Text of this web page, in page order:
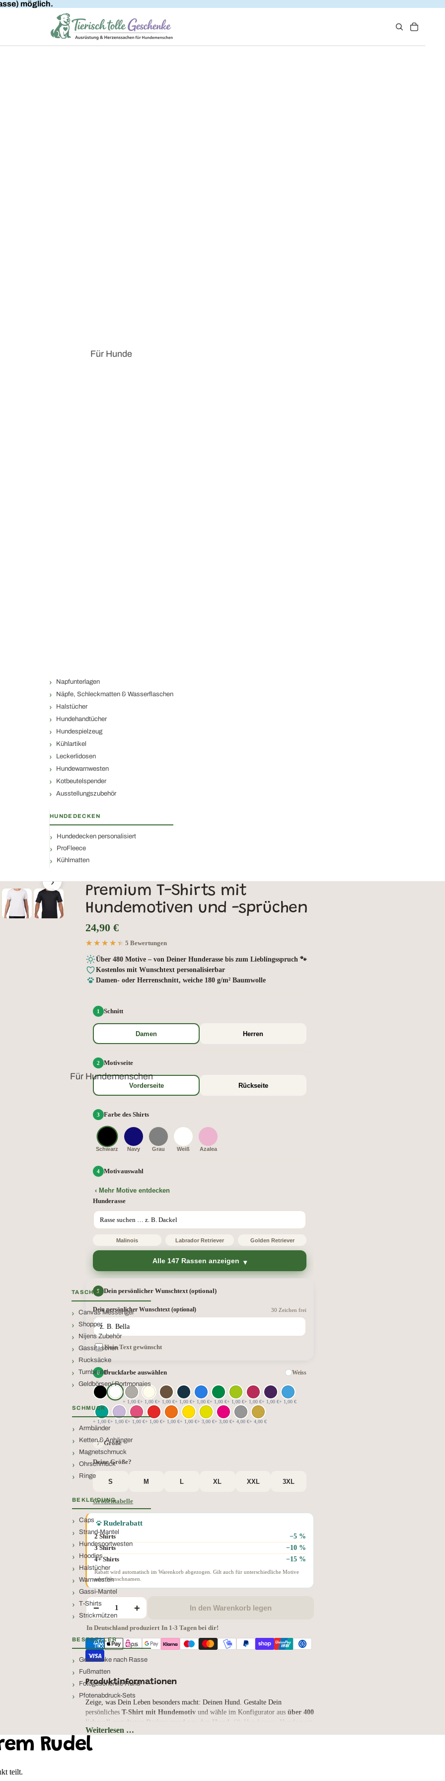
möglich.
Für Hunde
Napfunterlagen
Näpfe, Schleckmatten & Wasserflaschen
Halstücher
Hundehandtücher
Hundespielzeug
Kühlartikel
Leckerlidosen
Hundewarnwesten
Kotbeutelspender
Ausstellungszubehör
HUNDEDECKEN
Hundedecken personalisiert
ProFleece
Kühlmatten
Für Hundemenschen
TASCHEN
Canvas Messenger
Shopper
Nijens Zubehör
Gassitaschen
Rucksäcke
Turnbeutel
Geldbörsen/ Portmonaies
SCHMUCK
Armbänder
Ketten & Anhänger
Magnetschmuck
Ohrschmuck
Ringe
BEKLEIDUNG
Caps
Strand-Mantel
Hundesportwesten
Hoodies
Halstücher
Warnwesten
Gassi-Mantel
T-Shirts
Strickmützen
BESTSELLER
Geschenke nach Rasse
Fußmatten
Fotogeschenke Hund
Pfotenabdruck-Sets
›
Premium T-Shirts mit
Hundemotiven und -sprüchen
24,90 €
★★★★★
★★★★★ 5 Bewertungen
Über 480 Motive – von Deiner Hunderasse bis zum Lieblingsspruch 🐾
Kostenlos mit Wunschtext personalisierbar
Damen- oder Herrenschnitt, weiche 180 g/m² Baumwolle
Schnitt
Damen Herren
Motivseite
Vorderseite Rückseite
Farbe des Shirts
Schwarz Navy Grau Weiß Azalea
Motivauswahl
‹ Mehr Motive entdecken
Hunderasse
Malinois Labrador Retriever Golden Retriever
Alle 147 Rassen anzeigen
Dein persönlicher Wunschtext (optional)
Dein persönlicher Wunschtext (optional) 30 Zeichen frei
Kein Text gewünscht
Druckfarbe auswählen Weiss
+ 1,00 €+ 1,00 €+ 1,00 €+ 1,00 €+ 1,00 €+ 1,00 €+ 1,00 €+ 1,00 €+ 1,00 €+ 1,00 €
+ 1,00 €+ 1,00 €+ 1,00 €+ 1,00 €+ 1,00 €+ 1,00 €+ 3,00 €+ 3,00 €+ 4,00 €+ 4,00 €
Größe
Deine Größe?
S M L XL XXL 3XL
Größentabelle
Rudelrabatt
2 Shirts −5 %
3 Shirts −10 %
4+ Shirts −15 %
Rabatt wird automatisch im Warenkorb abgezogen. Gilt auch für unterschiedliche Motive
oder Wunschnamen.
− + In den Warenkorb legen
In Deutschland produziert In 1-3 Tagen bei dir!
Produktinformationen
Zeige, was Dein Leben besonders macht: Deinen Hund. Gestalte Dein
persönliches T-Shirt mit Hundemotiv und wähle im Konfigurator aus über 400
liebevoll gestalteten Designs rund um den Hund . Ob Hunderasse, Hundesport,
Gassi, Mantrailing, humorvoller Spruch oder emotionales Hunde-Statement –
hier findest Du das Motiv, das perfekt zu Dir und Deinem Vierbeiner passt.
Weiterlesen …
Rudel
teilt.